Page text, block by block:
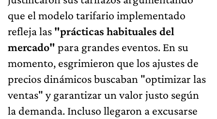
que el modelo tarifario implementado
refleja las "prácticas habituales del
mercado" para grandes eventos. En su
momento, esgrimieron que los ajustes de
precios dinámicos buscaban "optimizar las
ventas" y garantizar un valor justo según
la demanda. Incluso llegaron a excusarse